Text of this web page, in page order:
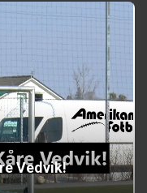
Vedvik!